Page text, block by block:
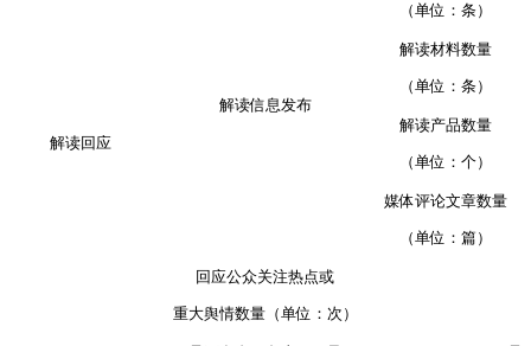
解读回应
解读信息发布
（单位：条）
解读材料数量
（单位：条）
解读产品数量
（单位：个）
媒体评论文章数量
（单位：篇）
回应公众关注热点或
重大舆情数量（单位：次）